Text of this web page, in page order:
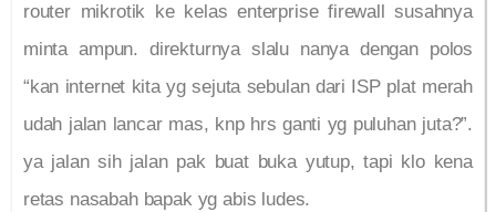
router mikrotik ke kelas enterprise firewall susahnya
minta ampun. direkturnya slalu nanya dengan polos
“kan internet kita yg sejuta sebulan dari ISP plat merah
udah jalan lancar mas, knp hrs ganti yg puluhan juta?”.
ya jalan sih jalan pak buat buka yutup, tapi klo kena
retas nasabah bapak yg abis ludes.